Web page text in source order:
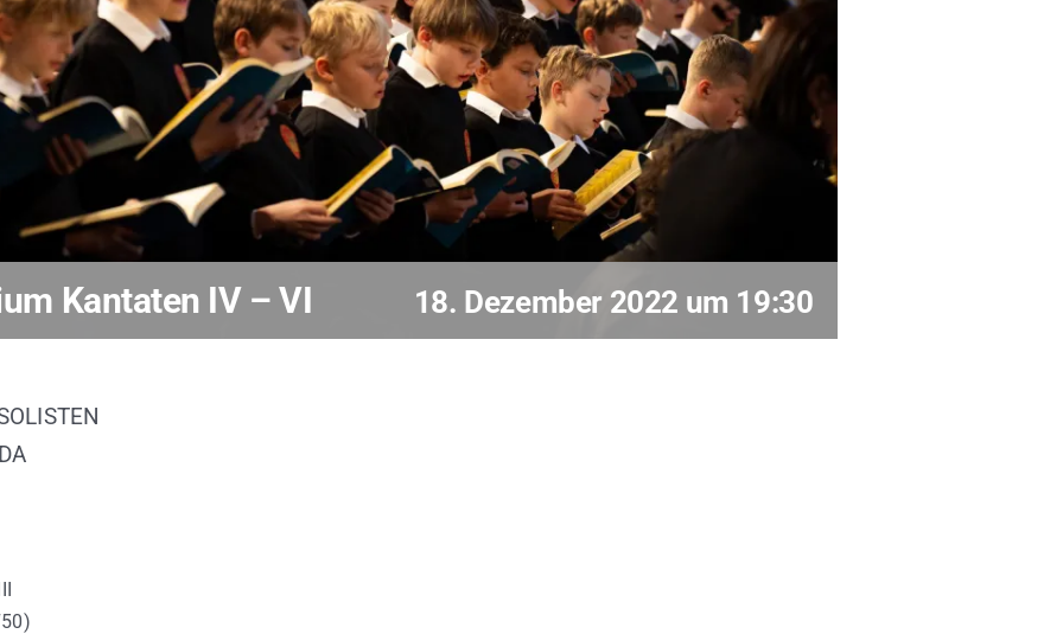
Kantaten IV – VI 18. Dezember 2022 um 19:30